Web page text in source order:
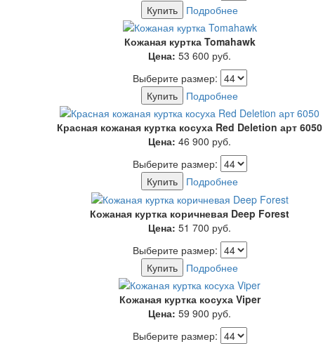
Купить
Подробнее
Кожаная куртка Tomahawk
Цена: 53 600 руб.
Выберите размер:
Купить
Подробнее
Красная кожаная куртка косуха Red Deletion арт 6050
Цена: 46 900 руб.
Выберите размер:
Купить
Подробнее
Кожаная куртка коричневая Deep Forest
Цена: 51 700 руб.
Выберите размер:
Купить
Подробнее
Кожаная куртка косуха Viper
Цена: 59 900 руб.
Выберите размер: